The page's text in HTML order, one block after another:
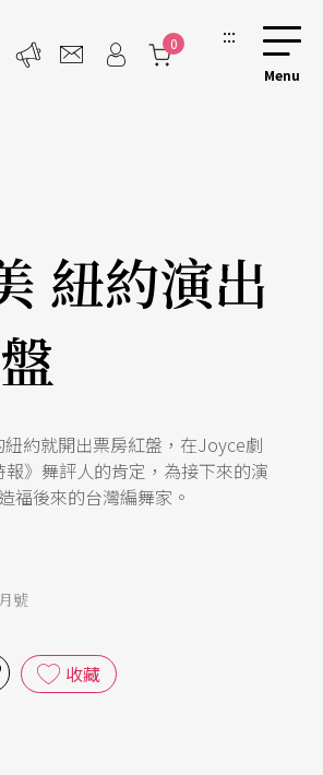
0 :::
紐約演出
約就開出票房紅盤，在Joyce劇
》舞評人的肯定，為接下來的演
福後來的台灣編舞家。
號
收藏